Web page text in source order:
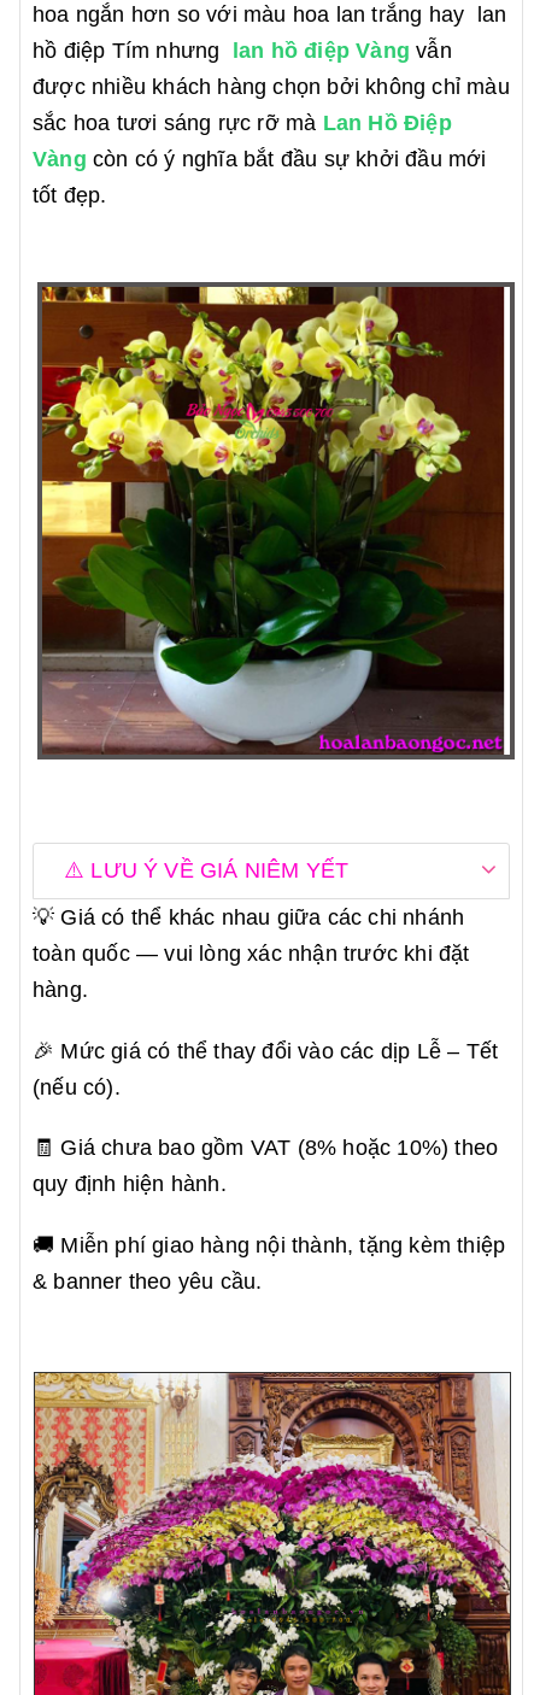
hoa ngắn hơn so với màu hoa lan trắng hay lan
hồ điệp Tím nhưng
lan hồ điệp Vàng vẫn
được nhiều khách hàng chọn bởi không chỉ màu
sắc hoa tươi sáng rực rỡ mà Lan Hồ Điệp
Vàng còn có ý nghĩa bắt đầu sự khởi đầu mới
tốt đẹp.
⚠️ LƯU Ý VỀ GIÁ NIÊM YẾT
💡 Giá có thể khác nhau giữa các chi nhánh
toàn quốc — vui lòng xác nhận trước khi đặt
hàng.
🎉 Mức giá có thể thay đổi vào các dịp Lễ – Tết
(nếu có).
🧾 Giá chưa bao gồm VAT (8% hoặc 10%) theo
quy định hiện hành.
🚚 Miễn phí giao hàng nội thành, tặng kèm thiệp
& banner theo yêu cầu.